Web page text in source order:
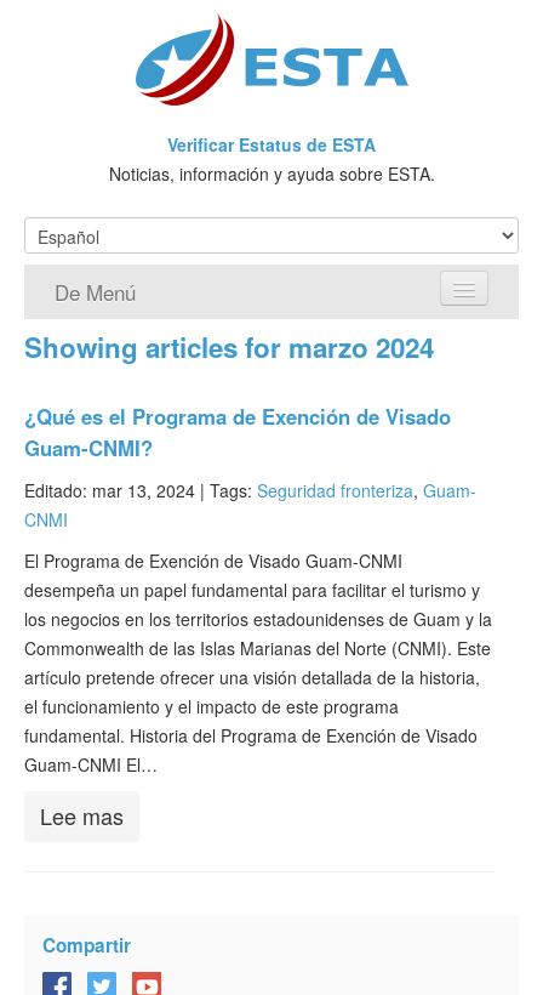
Verificar Estatus de ESTA
Noticias, información y ayuda sobre ESTA.
De Menú
Página de inicio
¿Qué es ESTA?
VWP
Verificar ESTA
ESTA Información
Contacto
Showing articles for marzo 2024
¿Qué es el Programa de Exención de Visado
Guam-CNMI?
Editado: mar 13, 2024 | Tags: Seguridad fronteriza, Guam-
CNMI
El Programa de Exención de Visado Guam-CNMI
desempeña un papel fundamental para facilitar el turismo y
los negocios en los territorios estadounidenses de Guam y la
Commonwealth de las Islas Marianas del Norte (CNMI). Este
artículo pretende ofrecer una visión detallada de la historia,
el funcionamiento y el impacto de este programa
fundamental. Historia del Programa de Exención de Visado
Guam-CNMI El…
Lee mas
Compartir